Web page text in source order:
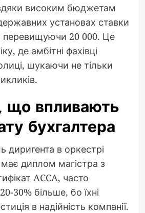
високим бюджетам
установах ставки
перевищуючи 20 000. Це
де амбітні фахівці
шукаючи не тільки
що впливають
бухгалтера
диригента в оркестрі
має диплом магістра з
ACCA, часто
30% більше, бо їхні
в надійність компанії.